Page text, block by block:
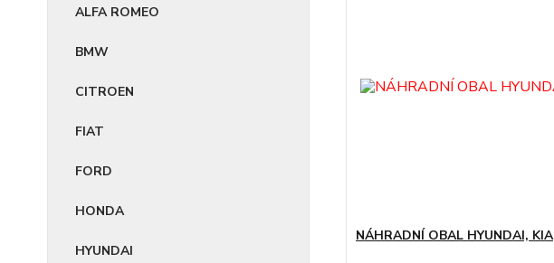
ALFA ROMEO
BMW
CITROEN
FIAT
FORD
HONDA
HYUNDAI
NÁHRADNÍ OBAL HYUNDAI, KIA